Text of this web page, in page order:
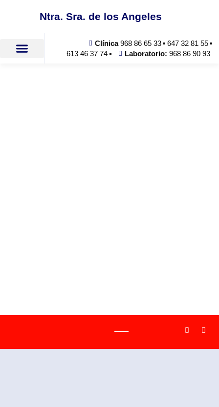
Ntra. Sra. de los Angeles
Clínica968 86 65 33
647 32 81 55
613 46 37 74
Laboratorio: 968 86 90 93